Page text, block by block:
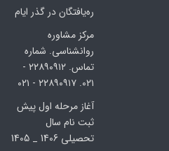
ره‌یافتگان در گذر ایام
مرکز مشاوره
روانشناسی. شماره
تماس. ۲۲۸۹۰۹۱۲ -
۰۲۱. ۲۲۸۹۰۹۱۷ - ۰۲۱
آغاز مرحله اول پیش
ثبت نام سال
تحصیلی 1406 _ 1405